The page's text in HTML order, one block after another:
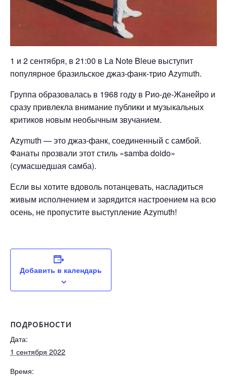
1 и 2 сентября, в 21:00 в La Note Bleue выступит
популярное бразильское джаз-фанк-трио Azymuth.
Группа образовалась в 1968 году в Рио-де-Жанейро и
сразу привлекла внимание публики и музыкальных
критиков новым необычным звучанием.
Azymuth — это джаз-фанк, соединенный с самбой.
Фанаты прозвали этот стиль «samba doido»
(сумасшедшая самба).
Если вы хотите вдоволь потанцевать, насладиться
живым исполнением и зарядится настроением на всю
осень, не пропустите выступление Azymuth!
Добавить в календарь
ПОДРОБНОСТИ
Дата:
1 сентября 2022
Время: